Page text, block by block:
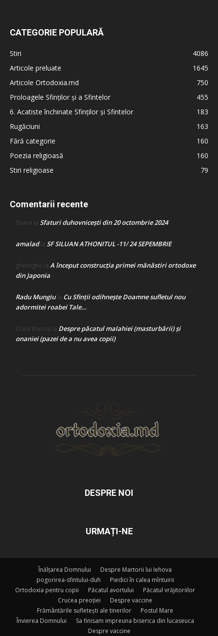
CATEGORIE POPULARĂ
Stiri
4086
Articole preluate
1645
Articole Ortodoxia.md
750
Proloagele Sfinților și a Sfintelor
455
6. Acatiste închinate Sfinților și Sfintelor
183
Rugăciuni
163
Fără categorie
160
Poezia religioasă
160
Stiri religioase
79
Comentarii recente
Doina la Sfaturi duhovnicești din 20 octombrie 2024
amaladla SF SILUAN ATHONITUL -11/ 24 SEPEMBRIE
gheorghe la A început construcţia primei mănăstiri ortodoxe
din Japonia
Radu Mungiula Cu Sfinții odihnește Doamne sufletul nou
adormitei roabei Tale…
Crina Marina la Despre păcatul malahiei (masturbării) şi
onaniei (pazei de a nu avea copii)
DESPRE NOI
URMAȚI-NE
Înălțarea Domnului
Despre Martorii lui Iehova
pogorirea-sfintului-duh
Piedici în calea mîntuirii
Ortodoxia pentru copii
Păcatul avortului
Păcatul vrăjitoriilor
Crucea preoției
Despre vaccine
Frământările sufletești ale tinerilor
Postul Mare
Învierea Domnului
Sa finisam impreuna biserica din lucaseuca
Despre vaccine